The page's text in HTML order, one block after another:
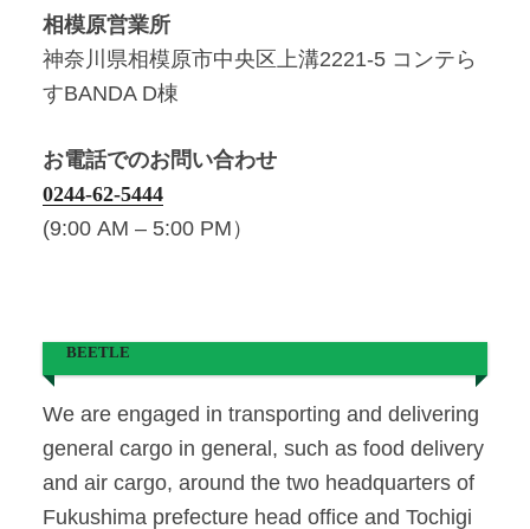
相模原営業所
神奈川県相模原市中央区上溝2221-5 コンテら
すBANDA D棟
お電話でのお問い合わせ
0244-62-5444
(9:00 AM – 5:00 PM）
BEETLE
We are engaged in transporting and delivering
general cargo in general, such as food delivery
and air cargo, around the two headquarters of
Fukushima prefecture head office and Tochigi